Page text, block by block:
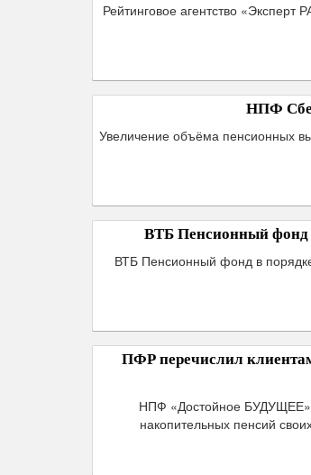
Рейтинговое агентство
НПФ
Увеличение объёма пенсионных
ВТБ Пенсионный фонд
ВТБ Пенсионный фонд в
ПФР перечислил
НПФ «Достойное БУДУЩЕЕ»
накопительных пенсий